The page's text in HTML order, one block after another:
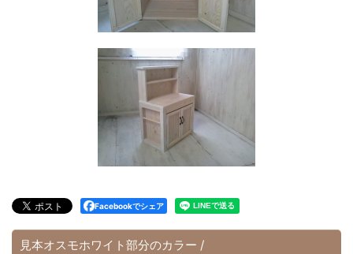
Facebookでシェア
見本オスモホワイト部分のカラー /